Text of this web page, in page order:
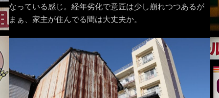
なっている感じ。経年劣化で意匠は少し崩れつつあるが
まぁ、家主が住んでる間は大丈夫か。